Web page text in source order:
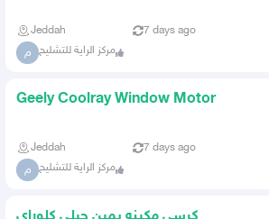
Jeddah 7 days ago
م مركز الراية للتشليح
Geely Coolray Window Motor
Jeddah 7 days ago
م مركز الراية للتشليح